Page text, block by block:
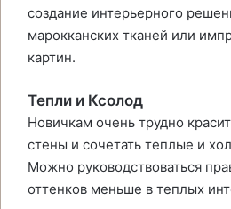
создание интерьерного
марокканских тканей или
картин.
Тепли и Ксолод
Новичкам очень трудно
стены и сочетать теплые и
Можно руководствоваться
оттенков меньше в теплых